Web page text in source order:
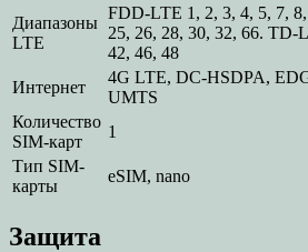
Диапазоны
LTE
FDD‑LTE 1, 2, 3, 4, 5, 7,
25, 26, 28, 30, 32, 66.
42, 46, 48
Интернет
4G LTE, DC-HSDPA,
UMTS
Количество
SIM-карт
1
Тип SIM-
карты
eSIM, nano
Защита